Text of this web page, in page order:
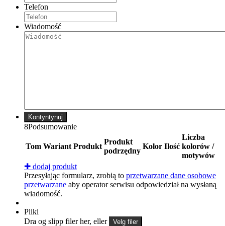
Telefon
Wiadomość
Kontyntynuj
8Podsumowanie
Tom Wariant Produkt
Produkt
podrzędny
Kolor Ilość
Liczba
kolorów /
motywów
✚ dodaj produkt
Przesyłając formularz, zrobią to przetwarzane dane osobowe
przetwarzane aby operator serwisu odpowiedział na wysłaną
wiadomość.
Pliki
Dra og slipp filer her, eller
Velg filer